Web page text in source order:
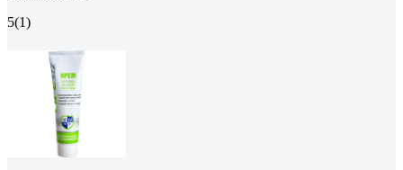
5(1)